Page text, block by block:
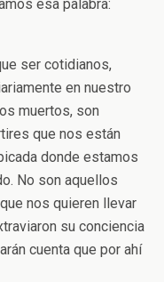
esa palabra:
ser cotidianos,
en nuestro
muertos, son
que nos están
donde estamos
No son aquellos
nos quieren llevar
su conciencia
cuenta que por ahí